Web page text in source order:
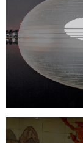
文化艺术